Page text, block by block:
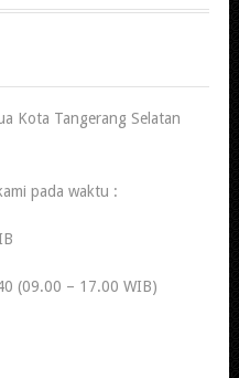
Kota Tangerang Selatan
pada waktu :
(09.00 – 17.00 WIB)